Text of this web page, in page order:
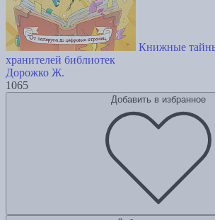
Книжные
хранителей библиотек
Дорожко Ж.
1065
Добавить в избранное